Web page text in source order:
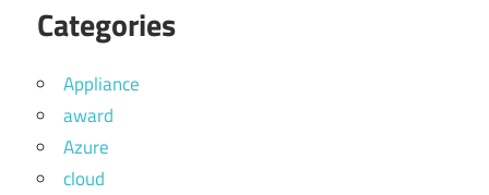
Categories
Appliance
award
Azure
cloud